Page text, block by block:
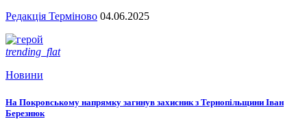
Редакція Терміново 04.06.2025
trending_flat
Новини
На Покровському напрямку загинув захисник з Тернопільщини Іван
Березнюк